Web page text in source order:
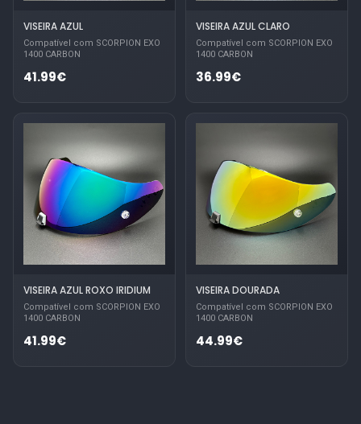
VISEIRA AZUL
Compatível com SCORPION EXO
1400 CARBON
41.99€
VISEIRA AZUL CLARO
Compatível com SCORPION EXO
1400 CARBON
36.99€
VISEIRA AZUL ROXO IRIDIUM
Compatível com SCORPION EXO
1400 CARBON
41.99€
VISEIRA DOURADA
Compatível com SCORPION EXO
1400 CARBON
44.99€